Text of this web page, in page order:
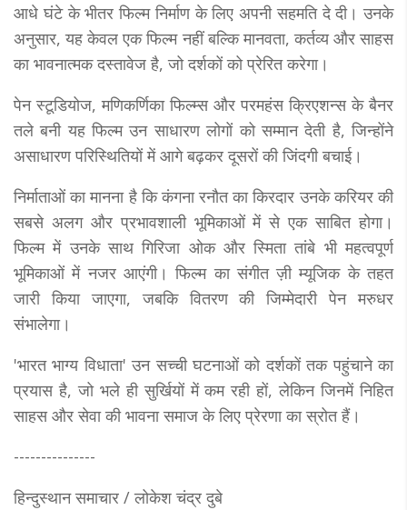
आधे घंटे के भीतर फिल्म निर्माण के लिए अपनी सहमति दे दी। उनके
अनुसार, यह केवल एक फिल्म नहीं बल्कि मानवता, कर्तव्य और साहस
का भावनात्मक दस्तावेज है, जो दर्शकों को प्रेरित करेगा।
पेन स्टूडियोज, मणिकर्णिका फिल्म्स और परमहंस क्रिएशन्स के बैनर
तले बनी यह फिल्म उन साधारण लोगों को सम्मान देती है, जिन्होंने
असाधारण परिस्थितियों में आगे बढ़कर दूसरों की जिंदगी बचाई।
निर्माताओं का मानना है कि कंगना रनौत का किरदार उनके करियर की
सबसे अलग और प्रभावशाली भूमिकाओं में से एक साबित होगा।
फिल्म में उनके साथ गिरिजा ओक और स्मिता तांबे भी महत्वपूर्ण
भूमिकाओं में नजर आएंगी। फिल्म का संगीत ज़ी म्यूजिक के तहत
जारी किया जाएगा, जबकि वितरण की जिम्मेदारी पेन मरुधर
संभालेगा।
'भारत भाग्य विधाता' उन सच्ची घटनाओं को दर्शकों तक पहुंचाने का
प्रयास है, जो भले ही सुर्खियों में कम रही हों, लेकिन जिनमें निहित
साहस और सेवा की भावना समाज के लिए प्रेरणा का स्रोत हैं।
---------------
हिन्दुस्थान समाचार / लोकेश चंद्र दुबे